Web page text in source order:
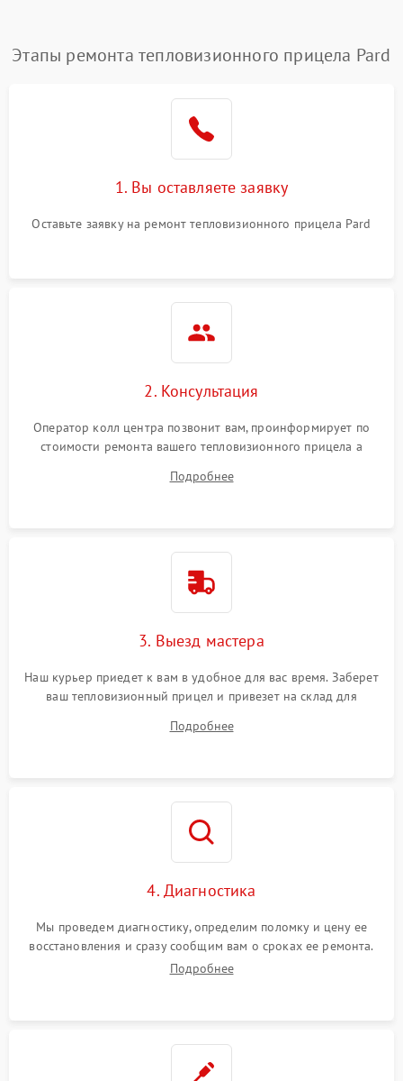
Этапы ремонта тепловизионного прицела Pard
1. Вы оставляете заявку
Оставьте заявку на ремонт тепловизионного прицела Pard
2. Консультация
Оператор колл центра позвонит вам, проинформирует по
стоимости ремонта вашего тепловизионного прицела а
Подробнее
3. Выезд мастера
Наш курьер приедет к вам в удобное для вас время. Заберет
ваш тепловизионный прицел и привезет на склад для
Подробнее
4. Диагностика
Мы проведем диагностику, определим поломку и цену ее
восстановления и сразу сообщим вам о сроках ее ремонта.
Подробнее